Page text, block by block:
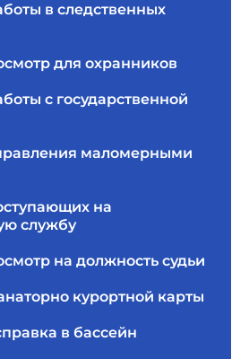
в следственных
для охранников
с государственной
маломерными
на
службу
на должность судьи
курортной карты
в бассейн